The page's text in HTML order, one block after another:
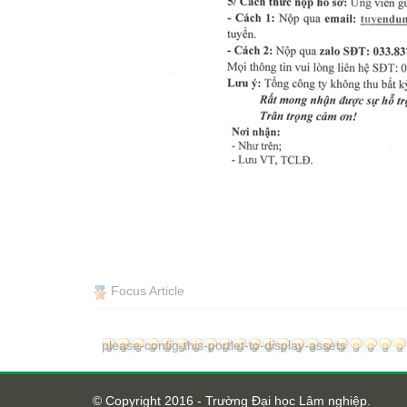
Focus Article
please-config-this-portlet-to-display-assets
© Copyright 2016 - Trường Đại học Lâm nghiệp.